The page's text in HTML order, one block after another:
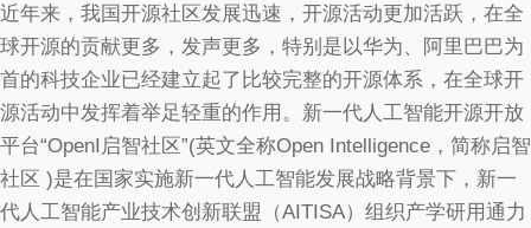
近年来，我国开源社区发展迅速，开源活动更加活跃，在全
球开源的贡献更多，发声更多，特别是以华为、阿里巴巴为
首的科技企业已经建立起了比较完整的开源体系，在全球开
源活动中发挥着举足轻重的作用。新一代人工智能开源开放
平台“OpenI启智社区”(英文全称Open Intelligence，简称启智
社区 )是在国家实施新一代人工智能发展战略背景下，新一
代人工智能产业技术创新联盟（AITISA）组织产学研用通力